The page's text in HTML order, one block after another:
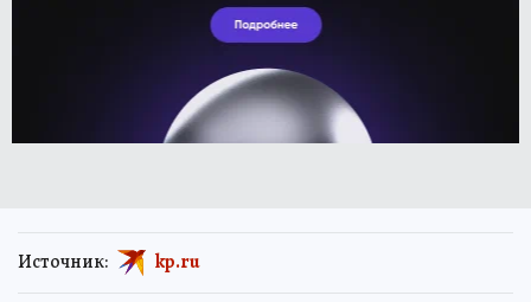
Источник: kp.ru